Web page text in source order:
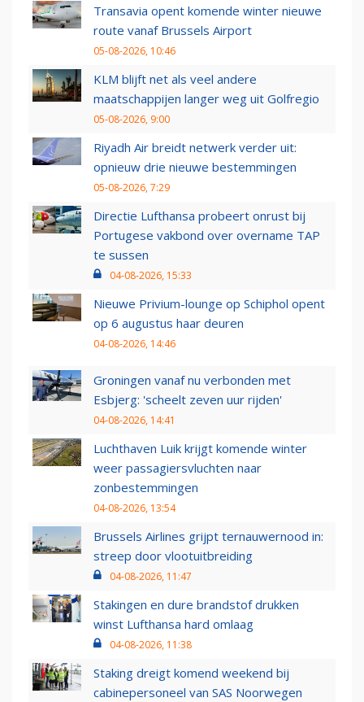
Transavia opent komende winter nieuwe
route vanaf Brussels Airport
05-08-2026, 10:46
KLM blijft net als veel andere
maatschappijen langer weg uit Golfregio
05-08-2026, 9:00
Riyadh Air breidt netwerk verder uit:
opnieuw drie nieuwe bestemmingen
05-08-2026, 7:29
Directie Lufthansa probeert onrust bij
Portugese vakbond over overname TAP
te sussen
04-08-2026, 15:33
Nieuwe Privium-lounge op Schiphol opent
op 6 augustus haar deuren
04-08-2026, 14:46
Groningen vanaf nu verbonden met
Esbjerg: 'scheelt zeven uur rijden'
04-08-2026, 14:41
Luchthaven Luik krijgt komende winter
weer passagiersvluchten naar
zonbestemmingen
04-08-2026, 13:54
Brussels Airlines grijpt ternauwernood in:
streep door vlootuitbreiding
04-08-2026, 11:47
Stakingen en dure brandstof drukken
winst Lufthansa hard omlaag
04-08-2026, 11:38
Staking dreigt komend weekend bij
cabinepersoneel van SAS Noorwegen